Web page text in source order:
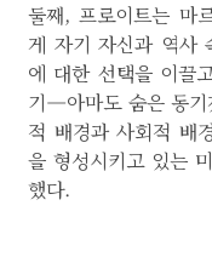
둘째, 프로이트는 마
게 자기 자신과 역사
에 대한 선택을 이끌
기—아마도 숨은 동
적 배경과 사회적 배
을 형성시키고 있는
했다.